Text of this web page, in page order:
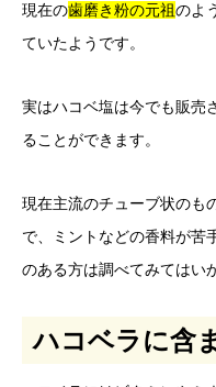
現在の歯磨き粉の元祖のよ
ていたようです。
実はハコベ塩は今でも販売
ることができます。
現在主流のチューブ状のも
で、ミントなどの香料が苦
のある方は調べてみてはい
ハコベラに含